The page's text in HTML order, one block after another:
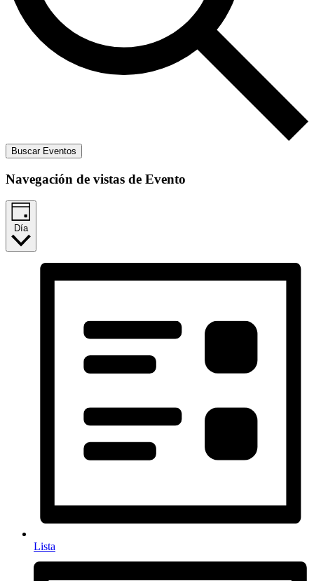
Buscar Eventos
Navegación de vistas de Evento
Día
Lista